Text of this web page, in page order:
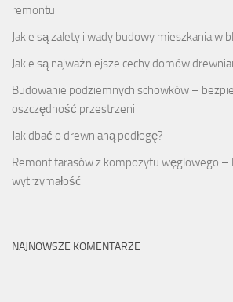
remontu
Jakie są zalety i wady budowy mieszkania w
Jakie są najważniejsze cechy domów
Budowanie podziemnych schowków –
oszczędność przestrzeni
Jak dbać o drewnianą podłogę?
Remont tarasów z kompozytu węglowego –
wytrzymałość
NAJNOWSZE KOMENTARZE